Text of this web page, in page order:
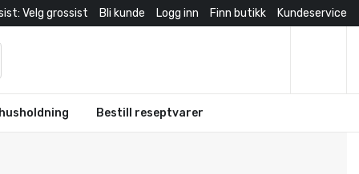
Velg grossist Bli kunde Logg inn Finn butikk Kundeservice
Bestill reseptvarer